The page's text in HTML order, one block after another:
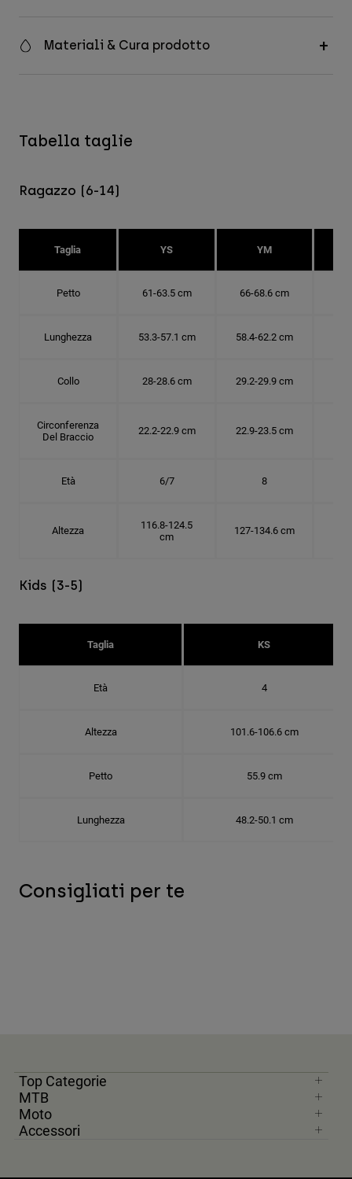
Materiali & Cura prodotto
Tabella taglie
Ragazzo (6-14)
Taglia YS YM
Petto 61-63.5 cm 66-68.6 cm
Lunghezza 53.3-57.1 cm 58.4-62.2 cm
Collo 28-28.6 cm 29.2-29.9 cm
Circonferenza
Del Braccio
22.2-22.9 cm 22.9-23.5 cm
Età 6/7 8
Altezza
116.8-124.5
cm
127-134.6 cm
Kids (3-5)
Taglia KS
Età 4
Altezza 101.6-106.6 cm
Petto 55.9 cm
Lunghezza 48.2-50.1 cm
Consigliati per te
Top Categorie
MTB
Moto
Accessori